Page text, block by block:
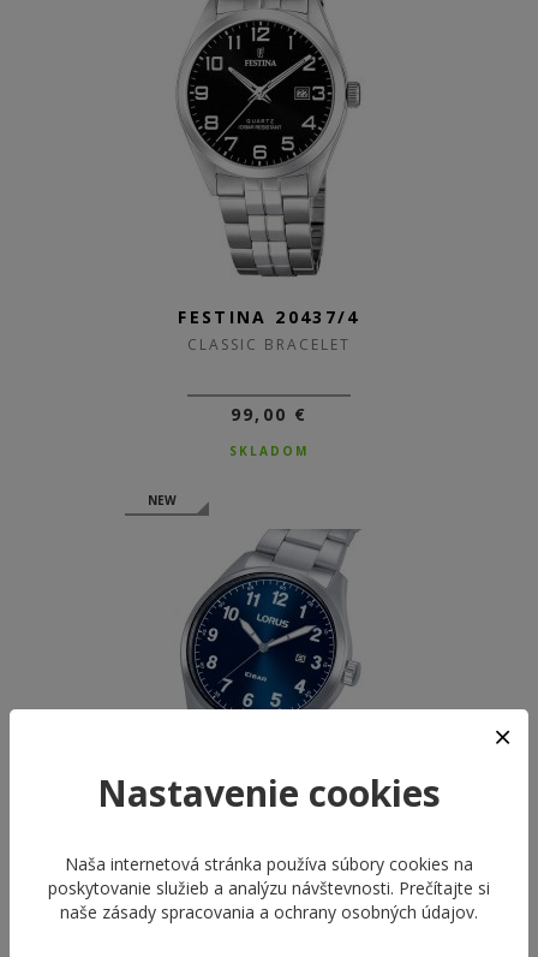
FESTINA 20437/4
CLASSIC BRACELET
99,00 €
SKLADOM
NEW
LORUS RH973SX9
MEN'S CLASSIC
Nastavenie cookies
Naša internetová stránka používa súbory cookies na
poskytovanie služieb a analýzu návštevnosti. Prečítajte si
naše zásady spracovania a ochrany osobných údajov.